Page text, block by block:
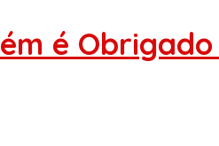
é